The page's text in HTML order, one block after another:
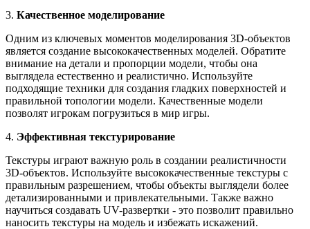
3. Качественное моделирование
Одним из ключевых моментов моделирования 3D-объектов
является создание высококачественных моделей. Обратите
внимание на детали и пропорции модели, чтобы она
выглядела естественно и реалистично. Используйте
подходящие техники для создания гладких поверхностей и
правильной топологии модели. Качественные модели
позволят игрокам погрузиться в мир игры.
4. Эффективная текстурирование
Текстуры играют важную роль в создании реалистичности
3D-объектов. Используйте высококачественные текстуры с
правильным разрешением, чтобы объекты выглядели более
детализированными и привлекательными. Также важно
научиться создавать UV-развертки - это позволит правильно
наносить текстуры на модель и избежать искажений.